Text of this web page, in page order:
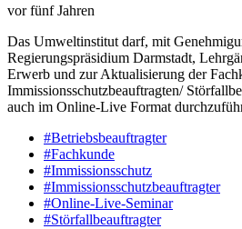
vor fünf Jahren
Das Umweltinstitut darf, mit
Regierungspräsidium Darmstadt,
Erwerb und zur Aktualisierung der
Immissionsschutzbeauftragten/
auch im Online-Live Format
#Betriebsbeauftragter
#Fachkunde
#Immissionsschutz
#Immissionsschutzbeauftragter
#Online-Live-Seminar
#Störfallbeauftragter